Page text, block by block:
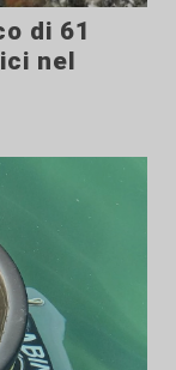
di 61
nel